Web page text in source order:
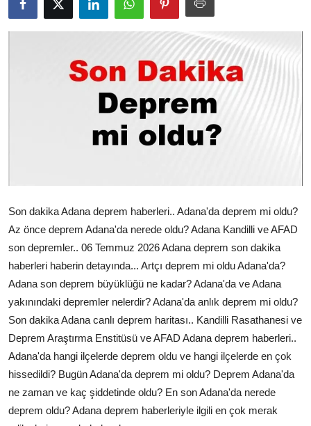
Son dakika Adana deprem haberleri.. Adana'da deprem mi oldu?
Az önce deprem Adana'da nerede oldu? Adana Kandilli ve AFAD
son depremler.. 06 Temmuz 2026 Adana deprem son dakika
haberleri haberin detayında... Artçı deprem mi oldu Adana'da?
Adana son deprem büyüklüğü ne kadar? Adana'da ve Adana
yakınındaki depremler nelerdir? Adana'da anlık deprem mi oldu?
Son dakika Adana canlı deprem haritası.. Kandilli Rasathanesi ve
Deprem Araştırma Enstitüsü ve AFAD Adana deprem haberleri..
Adana'da hangi ilçelerde deprem oldu ve hangi ilçelerde en çok
hissedildi? Bugün Adana'da deprem mi oldu? Deprem Adana'da
ne zaman ve kaç şiddetinde oldu? En son Adana'da nerede
deprem oldu? Adana deprem haberleriyle ilgili en çok merak